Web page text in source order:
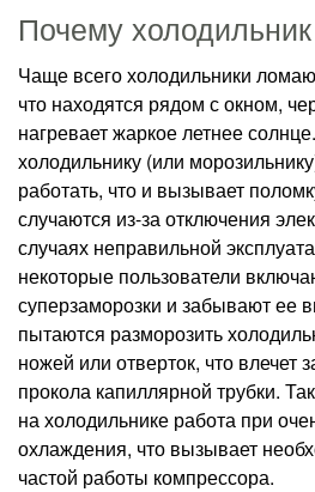
Почему
Чаще всего холодильники
что находятся рядом с окном,
нагревает жаркое летнее
холодильнику (или
работать, что и вызывает
случаются из-за отключения
случаях неправильной
некоторые пользователи
суперзаморозки и забывают ее
пытаются разморозить
ножей или отверток, что влечет
прокола капиллярной трубки.
на холодильнике работа при
охлаждения, что вызывает
частой работы компрессора.